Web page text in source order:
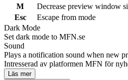
M
Decrease preview window
Esc
Escape from mode
Dark Mode
Set dark mode to MFN.se
Sound
Plays a notification sound when new
Intresserad av platformen MFN för
Läs mer